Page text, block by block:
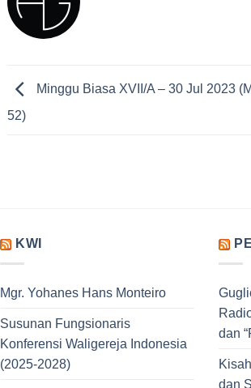
Minggu Biasa XVII/A – 30 Jul 2023
52)
KWI
Mgr. Yohanes Hans Monteiro
Susunan Fungsionaris
Konferensi Waligereja Indonesia
(2025-2028)
dan
dan